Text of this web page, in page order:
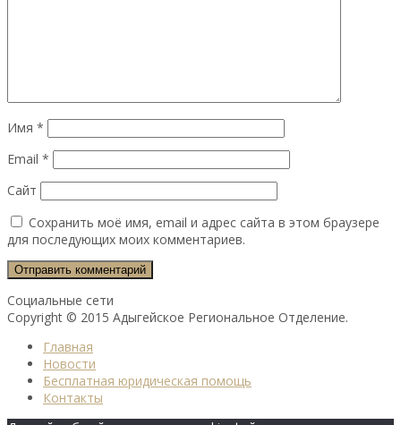
Имя *
Email *
Сайт
Сохранить моё имя, email и адрес сайта в этом браузере
для последующих моих комментариев.
Социальные сети
Copyright © 2015 Адыгейское Региональное Отделение.
Главная
Новости
Бесплатная юридическая помощь
Контакты